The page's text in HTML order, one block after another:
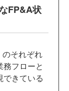
FP&A状
それぞれ
フローと
できている